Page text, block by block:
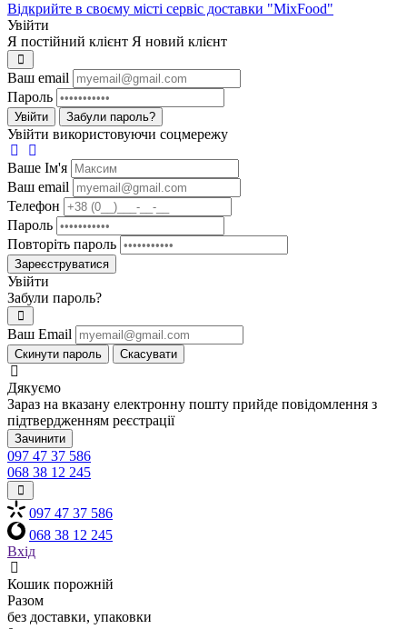
Відкрийте в своєму місті сервіс доставки "MixFood"
Увійти
Я постійний клієнт Я новий клієнт
Ваш email
Пароль
Увійти Забули пароль?
Увійти використовуючи соцмережу
Ваше Iм'я
Ваш email
Телефон
Пароль
Повторіть пароль
Зареєструватися
Увійти
Забули пароль?
Ваш Email
Скинути пароль Скасувати
Дякуємо
Зараз на вказану електронну пошту прийде повідомлення з
підтвердженням реєстрації
Зачинити
097 47 37 586
068 38 12 245
097 47 37 586
068 38 12 245
Вхід
Кошик порожній
Разом
без доставки, упаковки